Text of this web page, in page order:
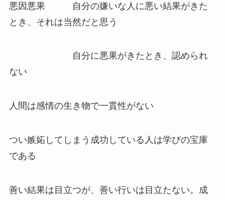
悪因悪果 自分の嫌いな人に悪い結果がきた
とき、それは当然だと思う
自分に悪果がきたとき、認められ
ない
人間は感情の生き物で一貫性がない
つい嫉妬してしまう成功している人は学びの宝庫
である
善い結果は目立つが、善い行いは目立たない。成